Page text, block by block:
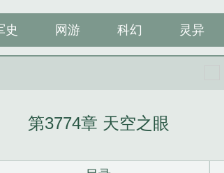
史 网游 科幻 灵异
第3774章 天空之眼